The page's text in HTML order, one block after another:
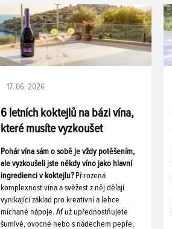
17. 06. 2026
6 letních koktejlů na bázi vína,
které musíte vyzkoušet
Pohár vína sám o sobě je vždy potěšením,
ale vyzkoušeli jste někdy víno jako hlavní
ingredienci v koktejlu? Přirozená
komplexnost vína a svěžest z něj dělají
vynikající základ pro kreativní a lehce
míchané nápoje. Ať už upřednostňujete
šumivé, ovocné nebo s nádechem pepře,